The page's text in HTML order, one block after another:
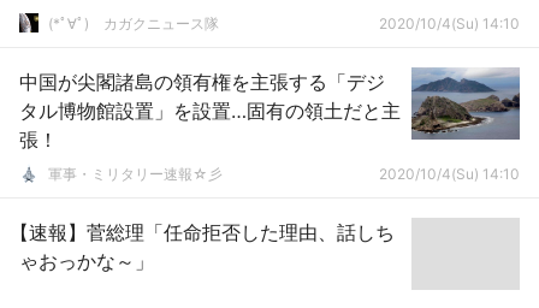
(*ﾟ∀ﾟ)ゞカガクニュース隊 2020/10/4(Su) 14:10
中国が尖閣諸島の領有権を主張する「デジ
タル博物館設置」を設置…固有の領土だと主
張！
軍事・ミリタリー速報☆彡 2020/10/4(Su) 14:10
【速報】菅総理「任命拒否した理由、話しち
ゃおっかな～」